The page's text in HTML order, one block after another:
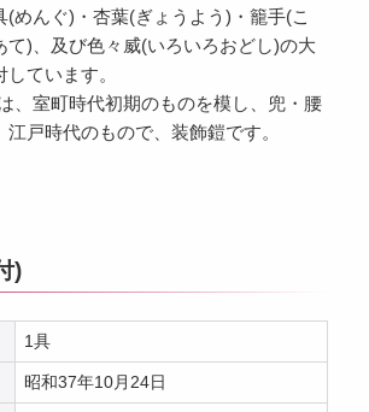
(めんぐ)・杏葉(ぎょうよう)・籠手(こ
て)、及び色々威(いろいろおどし)の大
ています。
、室町時代初期のものを模し、兜・腰
戸時代のもので、装飾鎧です。
)
1具
昭和37年10月24日